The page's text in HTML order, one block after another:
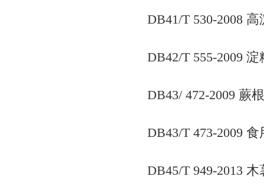
DB41/T 530-2008
DB42/T 555-2009
DB43/ 472-2009 蕨
DB43/T 473-2009
DB45/T 949-2013